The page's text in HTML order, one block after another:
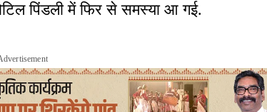
पिंडली में फिर से समस्या आ गई.